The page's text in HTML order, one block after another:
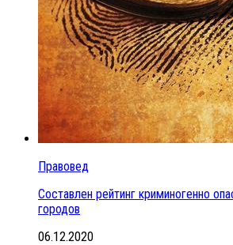
Правовед
Составлен рейтинг криминогенно
городов
06.12.2020